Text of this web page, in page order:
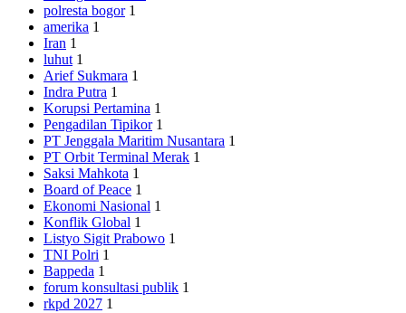
polresta bogor 1
amerika 1
Iran 1
luhut 1
Arief Sukmara 1
Indra Putra 1
Korupsi Pertamina 1
Pengadilan Tipikor 1
PT Jenggala Maritim Nusantara 1
PT Orbit Terminal Merak 1
Saksi Mahkota 1
Board of Peace 1
Ekonomi Nasional 1
Konflik Global 1
Listyo Sigit Prabowo 1
TNI Polri 1
Bappeda 1
forum konsultasi publik 1
rkpd 2027 1